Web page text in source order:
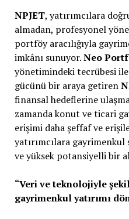
NPJET, yatırımcılara
almadan, profesyonel
portföy aracılığıyla
imkânı sunuyor.Neo
yönetimindeki tecrübesi ile
gücünü bir araya getiren
finansal hedeflerine
zamanda konut ve ticari
erişimi daha şeffaf ve
yatırımcılara
ve yüksek potansiyelli bir
“Veri ve teknolojiyle
gayrimenkul yatırımı